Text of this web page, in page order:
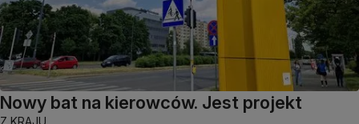
Nowy bat na kierowców. Jest projekt